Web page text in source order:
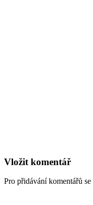
Vložit komentář
Pro přidávání komentářů